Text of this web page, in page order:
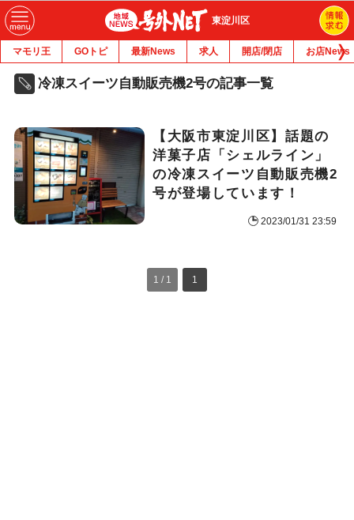
東淀川区
マモリ王 GOトピ 最新News 求人 開店/閉店 お店News
冷凍スイーツ自動販売機2号の記事一覧
【大阪市東淀川区】話題の
洋菓子店「シェルライン」
の冷凍スイーツ自動販売機2
号が登場しています！
2023/01/31 23:59
1 / 1 1